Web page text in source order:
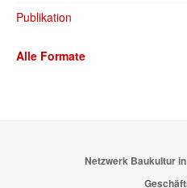
Publikation
Alle Formate
Netzwerk Baukultur